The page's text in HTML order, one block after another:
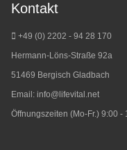
Kontakt
+49 (0) 2202 - 94 28 170
Hermann-Löns-Straße 92a
51469 Bergisch Gladbach
Email: info@lifevital.net
Öffnungszeiten (Mo-Fr.) 9:00 -